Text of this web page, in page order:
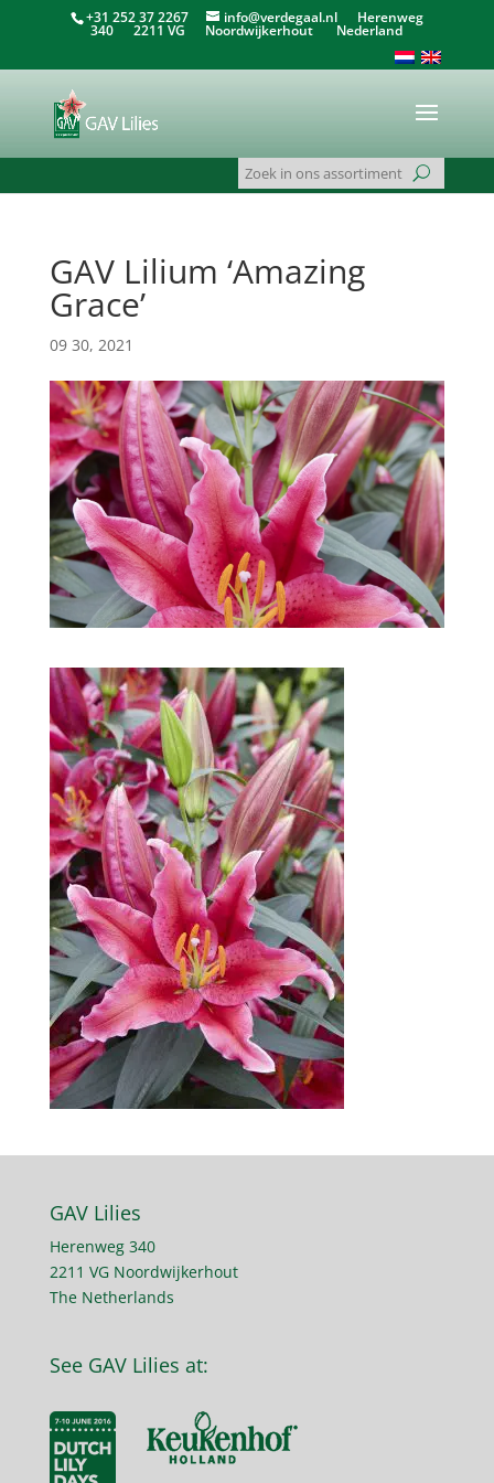
+31 252 37 2267 info@verdegaal.nlHerenweg
340 2211 VG Noordwijkerhout Nederland
GAV Lilium ‘Amazing
Grace’
09 30, 2021
GAV Lilies
Herenweg 340
2211 VG Noordwijkerhout
The Netherlands
See GAV Lilies at: